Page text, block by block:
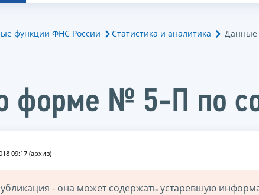
функции ФНС России Статистика и аналитика Данные
форме № 5-П по
09:17 (архив)
- она может содержать устаревшую